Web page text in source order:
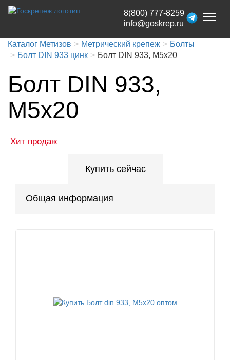
Toggle
8(800) 777-8259
info@goskrep.ru
Каталог Метизов Метрический крепеж
Болты
Болт DIN 933 цинк
Болт DIN 933, М5x20
Болт DIN 933,
М5x20
Хит продаж
Купить сейчас
Общая информация